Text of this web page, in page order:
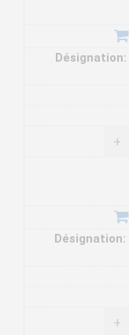
Désignation:
+
Désignation:
+